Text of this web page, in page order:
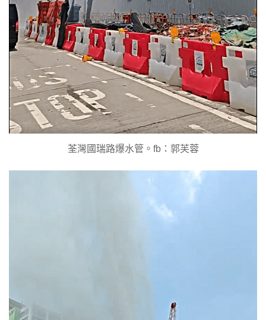
荃灣國瑞路爆水管。fb：郭芙蓉